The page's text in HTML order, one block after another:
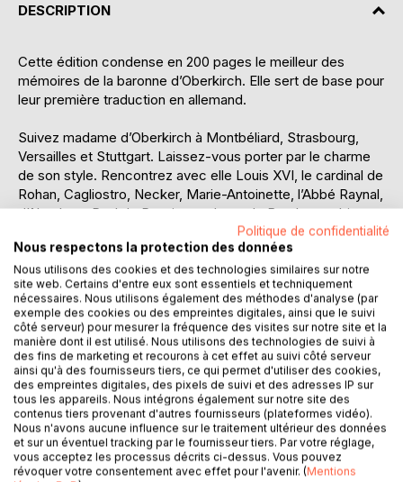
DESCRIPTION
Cette édition condense en 200 pages le meilleur des
mémoires de la baronne d’Oberkirch. Elle sert de base pour
leur première traduction en allemand.
Suivez madame d’Oberkirch à Montbéliard, Strasbourg,
Versailles et Stuttgart. Laissez-vous porter par le charme
de son style. Rencontrez avec elle Louis XVI, le cardinal de
Rohan, Cagliostro, Necker, Marie-Antoinette, l’Abbé Raynal,
d’Alembert, Paul de Russie, madame de Bourbon et bien
sûr Sophie Dorothée de Wurtemberg, amie d’enfance de la
baronne d’Oberkirch et future tsarine de toutes les Russies.
Dans ma vie d’auteur, j’ai été assez heureux pour
rencontrer et apprécier beaucoup d’honnêtes gens,
beaucoup de belles âmes, parmi lesquelles j’aime à vous
classer.
– Johann Wolfgang Goethe
Il n’y a que trois femmes sérieusement et véritablement
charmantes de conversation dans toute l’Alsace ; ce sont
mesdames de Dietrich, de Berckheim de Schoppenwyr et
d’Oberkirch ; les autres parlent et ne causent point.
– Cardinal de Rohan
Politique de confidentialité
Nous respectons la protection des données
Nous utilisons des cookies et des technologies similaires sur notre
site web. Certains d'entre eux sont essentiels et techniquement
nécessaires. Nous utilisons également des méthodes d'analyse (par
exemple des cookies ou des empreintes digitales, ainsi que le suivi
côté serveur) pour mesurer la fréquence des visites sur notre site et la
manière dont il est utilisé. Nous utilisons des technologies de suivi à
des fins de marketing et recourons à cet effet au suivi côté serveur
ainsi qu'à des fournisseurs tiers, ce qui permet d'utiliser des cookies,
des empreintes digitales, des pixels de suivi et des adresses IP sur
tous les appareils. Nous intégrons également sur notre site des
contenus tiers provenant d'autres fournisseurs (plateformes vidéo).
Nous n'avons aucune influence sur le traitement ultérieur des données
et sur un éventuel tracking par le fournisseur tiers. Par votre réglage,
vous acceptez les processus décrits ci-dessus. Vous pouvez
révoquer votre consentement avec effet pour l'avenir. (Mentions